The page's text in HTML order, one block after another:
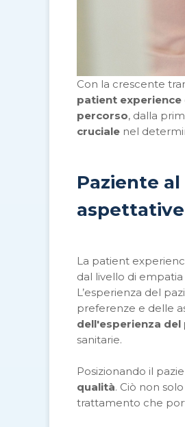
Con la crescente
patient experience
percorso, dalla
cruciale nel
Paziente
aspettative
La patient
dal livello di
L’esperienza del
preferenze e delle
dell'esperienza del
sanitarie.
Posizionando il
qualità. Ciò non
trattamento che